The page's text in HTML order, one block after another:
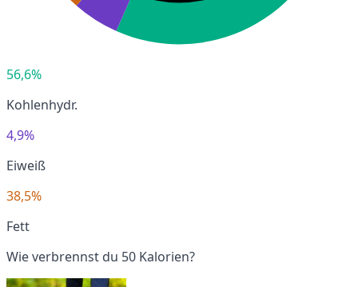
56,6%
Kohlenhydr.
4,9%
Eiweiß
38,5%
Fett
Wie verbrennst du 50 Kalorien?